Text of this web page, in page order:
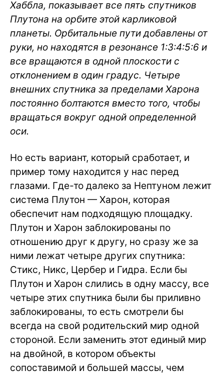
Хаббла, показывает все пять спутников
Плутона на орбите этой карликовой
планеты. Орбитальные пути добавлены от
руки, но находятся в резонансе 1:3:4:5:6 и
все вращаются в одной плоскости с
отклонением в один градус. Четыре
внешних спутника за пределами Харона
постоянно болтаются вместо того, чтобы
вращаться вокруг одной определенной
оси.
Но есть вариант, который сработает, и
пример тому находится у нас перед
глазами. Где-то далеко за Нептуном лежит
система Плутон — Харон, которая
обеспечит нам подходящую площадку.
Плутон и Харон заблокированы по
отношению друг к другу, но сразу же за
ними лежат четыре других спутника:
Стикс, Никс, Цербер и Гидра. Если бы
Плутон и Харон слились в одну массу, все
четыре этих спутника были бы приливно
заблокированы, то есть смотрели бы
всегда на свой родительский мир одной
стороной. Если заменить этот единый мир
на двойной, в котором объекты
сопоставимой и большей массы, чем